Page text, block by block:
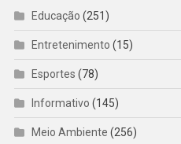
Educação (251)
Entretenimento (15)
Esportes (78)
Informativo (145)
Meio Ambiente (256)